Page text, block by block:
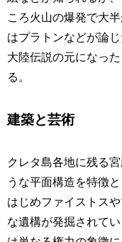
ころ火山の爆発で大
はプラトンなどが論
大陸伝説の元になっ
る。
建築と芸術
クレタ島各地に残る
うな平面構造を特徴
はじめファイストス
な遺構が発掘されて